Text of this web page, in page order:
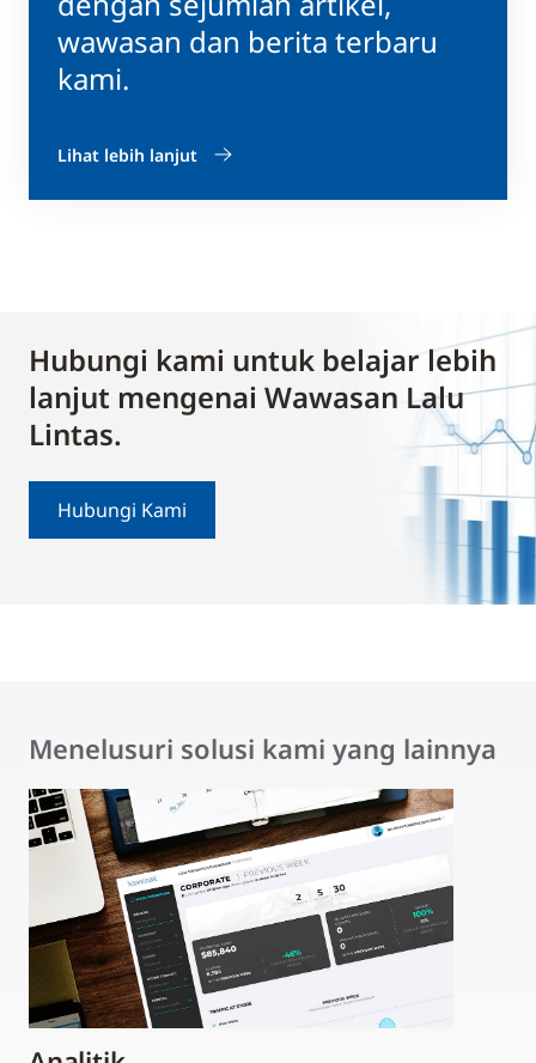
wawasan dan berita terbaru
kami.
Lihat lebih lanjut
Hubungi kami untuk belajar lebih
lanjut mengenai Wawasan Lalu
Lintas.
Hubungi Kami
Menelusuri solusi kami yang lainnya